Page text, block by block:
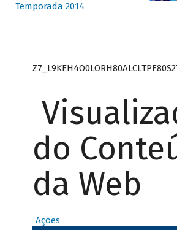
Temporada 2014
do
da Web
Ações